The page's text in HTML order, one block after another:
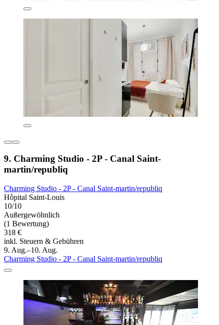
9. Charming Studio - 2P - Canal Saint-
martin/republiq
Charming Studio - 2P - Canal Saint-martin/republiq
Hôpital Saint-Louis
10/10
Außergewöhnlich
(1 Bewertung)
318 €
inkl. Steuern & Gebühren
9. Aug.–10. Aug.
Charming Studio - 2P - Canal Saint-martin/republiq